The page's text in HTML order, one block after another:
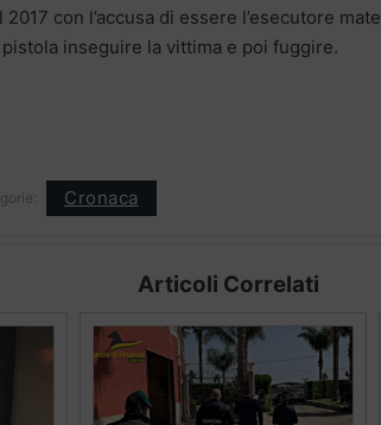
con l’accusa di essere l’esecutore
pistola inseguire la vittima e poi fuggire.
Cronaca
Articoli Correlati